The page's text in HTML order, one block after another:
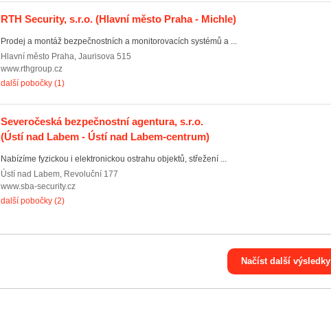
RTH Security, s.r.o. (Hlavní město Praha - Michle)
Prodej a montáž bezpečnostních a monitorovacích systémů a ...
Hlavní město Praha, Jaurisova 515
www.rthgroup.cz
další pobočky (1)
Severočeská bezpečnostní agentura, s.r.o.
(Ústí nad Labem - Ústí nad Labem-centrum)
Nabízíme fyzickou i elektronickou ostrahu objektů, střežení ...
Ústí nad Labem, Revoluční 177
www.sba-security.cz
další pobočky (2)
Načíst další výsledky